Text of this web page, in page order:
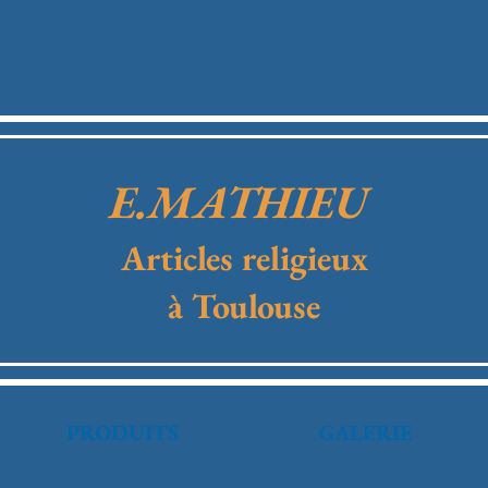
E.MATHIEU
Articles religieux
à Toulouse
PRODUITS GALERIE